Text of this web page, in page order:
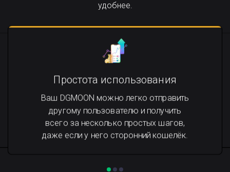
удобнее.
Простота использования
Ваш DGMOON можно легко отправить
другому пользователю и получить
всего за несколько простых шагов,
даже если у него сторонний кошелёк.